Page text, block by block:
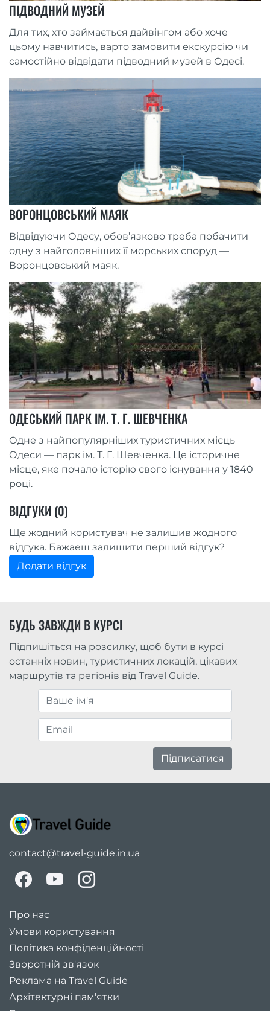
ПІДВОДНИЙ МУЗЕЙ
Для тих, хто займається дайвінгом або хоче
цьому навчитись, варто замовити екскурсію чи
самостійно відвідати підводний музей в Одесі.
ВОРОНЦОВСЬКИЙ МАЯК
Відвідуючи Одесу, обов’язково треба побачити
одну з найголовніших її морських споруд —
Воронцовський маяк.
ОДЕСЬКИЙ ПАРК ІМ. Т. Г. ШЕВЧЕНКА
Одне з найпопулярніших туристичних місць
Одеси — парк ім. Т. Г. Шевченка. Це історичне
місце, яке почало історію свого існування у 1840
році.
ВІДГУКИ (0)
Ще жодний користувач не залишив жодного
відгука. Бажаеш залишити перший відгук?
Додати відгук
БУДЬ ЗАВЖДИ В КУРСІ
Підпишіться на розсилку, щоб бути в курсі
останніх новин, туристичних локацій, цікавих
маршрутів та регіонів від Travel Guide.
Підписатися
contact@travel-guide.in.ua
Про нас
Умови користування
Політика конфіденційності
Зворотній зв'язок
Реклама на Travel Guide
Архітектурні пам'ятки